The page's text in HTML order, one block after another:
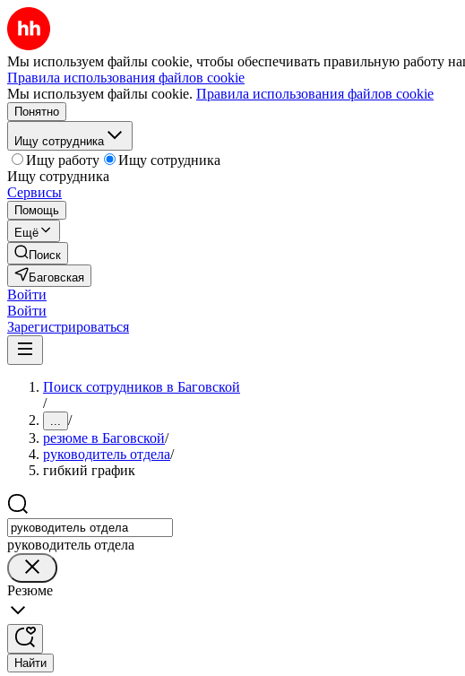
Мы используем файлы cookie, чтобы обеспечивать правильную работу
Правила использования файлов cookie
Мы используем файлы cookie. Правила использования файлов cookie
Понятно
Ищу сотрудника
Ищу работу
Ищу сотрудника
Ищу сотрудника
Сервисы
Помощь
Ещё
Поиск
Баговская
Войти
Войти
Зарегистрироваться
Поиск сотрудников в Баговской
/
... /
резюме в Баговской/
руководитель отдела/
гибкий график
руководитель отдела
Резюме
Найти